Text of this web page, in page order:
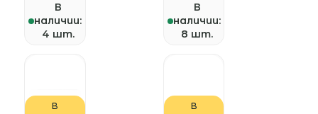
В
наличии:
4 шт.
В
наличии:
8 шт.
В
В